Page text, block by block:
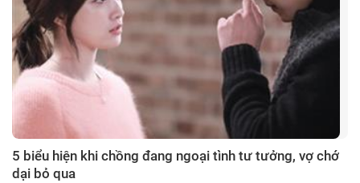
5 biểu hiện khi chồng đang ngoại tình tư tưởng, vợ chớ
dại bỏ qua